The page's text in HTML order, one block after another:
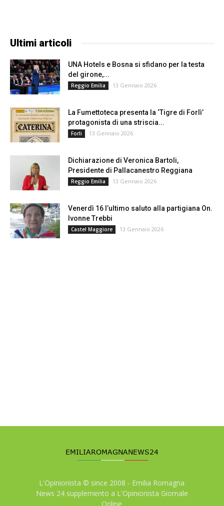
Ultimi articoli
UNA Hotels e Bosna si sfidano per la testa
del girone,...
Reggio Emilia 13 Gennaio 2026
La Fumettoteca presenta la ‘Tigre di Forlì’
protagonista di una striscia...
Forli 13 Gennaio 2026
Dichiarazione di Veronica Bartoli,
Presidente di Pallacanestro Reggiana
Reggio Emilia 13 Gennaio 2026
Venerdì 16 l’ultimo saluto alla partigiana On.
Ivonne Trebbi
Castel Maggiore 13 Gennaio 2026
L'Opinionista © since 2008 - Emilia Romagna
News 24 supplemento a L'Opinionista Giornale
Online